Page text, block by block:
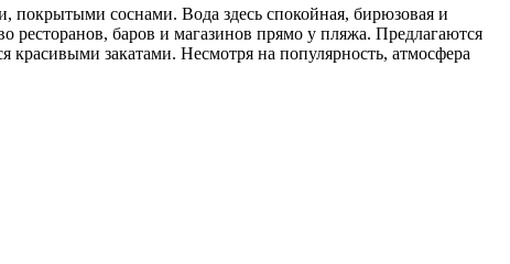
соснами. Вода здесь спокойная, бирюзовая и
ресторанов, баров и магазинов прямо у пляжа. Предлагаются
закатами. Несмотря на популярность, атмосфера